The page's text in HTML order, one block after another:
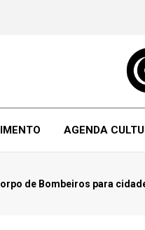
AGENDA
de Bombeiros para